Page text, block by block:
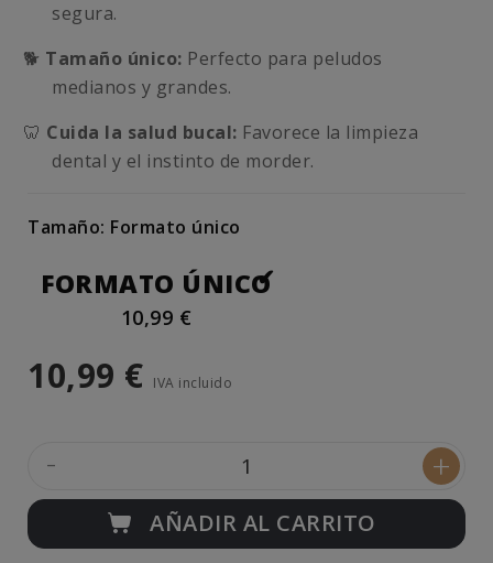
segura.
🐕 Tamaño único: Perfecto para peludos
medianos y grandes.
🦷 Cuida la salud bucal: Favorece la limpieza
dental y el instinto de morder.
Tamaño: Formato único
FORMATO ÚNICO
10,99 €
10,99 € IVA incluido
- +
AÑADIR AL CARRITO